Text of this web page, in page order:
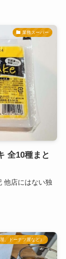
業務スーパー
全10種まと
他店にはない独
、ドーナツ屋など）